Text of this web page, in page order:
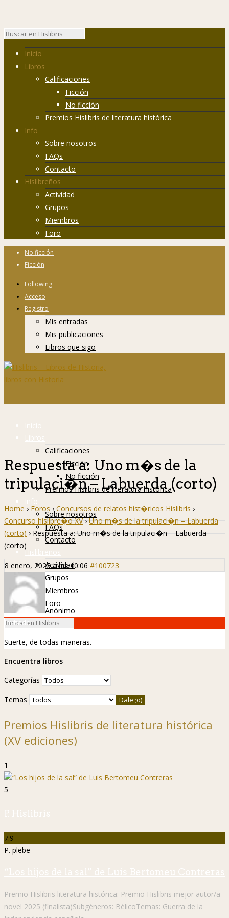
Inicio
Libros
Calificaciones
Ficción
No ficción
Premios Hislibris de literatura histórica
Info
Sobre nosotros
FAQs
Contacto
Hislibreños
Actividad
Grupos
Miembros
Foro
No ficción
Ficción
Following
Acceso
Registro
Mis entradas
Mis publicaciones
Libros que sigo
Inicio
Libros
Calificaciones
Ficción
No ficción
Premios Hislibris de literatura histórica
Info
Sobre nosotros
FAQs
Contacto
Hislibreños
Actividad
Grupos
Miembros
Foro
Respuesta a: Uno m�s de la
tripulaci�n – Labuerda (corto)
Home › Foros › Concursos de relatos hist�ricos Hislibris ›
Concurso hislibre�o XV › Uno m�s de la tripulaci�n – Labuerda
(corto) › Respuesta a: Uno m�s de la tripulaci�n – Labuerda
(corto)
8 enero, 2025 a las 10:06 #100723
Anónimo
Invitado
Suerte, de todas maneras.
Encuentra libros
Categorías
Temas
Premios Hislibris de literatura histórica
(XV ediciones)
1
5
P. Hislibris
7.9
P. plebe
“Los hijos de la sal” de Luis Bertomeu Contreras
Premio Hislibris literatura histórica: Premio Hislibris mejor autor/a
novel 2025 (finalista)Subgéneros: BélicoTemas: Guerra de la